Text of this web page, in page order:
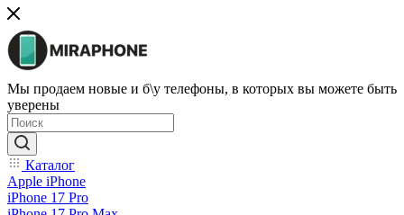
Мы продаем новые и б\у телефоны, в которых вы можете быть
уверены
Каталог
Apple iPhone
iPhone 17 Pro